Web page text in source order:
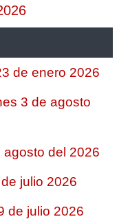
de enero 2026
3 de agosto
agosto del 2026
julio 2026
de julio 2026